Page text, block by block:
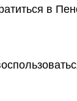
в